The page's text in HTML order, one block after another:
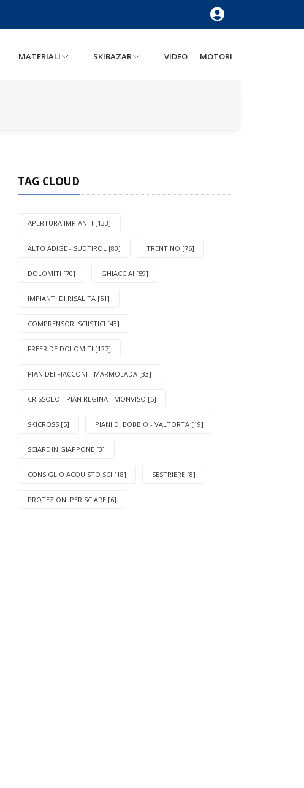
MATERIALI SKIBAZAR VIDEO MOTORI
TAG CLOUD
APERTURA IMPIANTI [133]
ALTO ADIGE - SUDTIROL [80] TRENTINO [76]
DOLOMITI [70] GHIACCIAI [59]
IMPIANTI DI RISALITA [51]
COMPRENSORI SCIISTICI [43]
FREERIDE DOLOMITI [127]
PIAN DEI FIACCONI - MARMOLADA [33]
CRISSOLO - PIAN REGINA - MONVISO [5]
SKICROSS [5] PIANI DI BOBBIO - VALTORTA [19]
SCIARE IN GIAPPONE [3]
CONSIGLIO ACQUISTO SCI [18] SESTRIERE [8]
PROTEZIONI PER SCIARE [6]